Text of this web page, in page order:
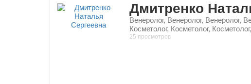
Дмитренко
Венеролог, Венеролог, Венеролог,
Косметолог, Косметолог,
25 просмотров